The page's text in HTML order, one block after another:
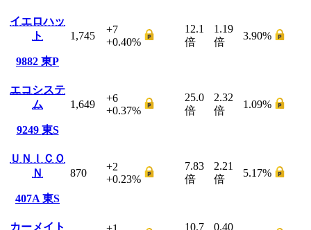
イエロハッ
ト
9882 東P
1,745
+7
+0.40%
12.1
倍
1.19
倍
3.90%
エコシステ
ム
9249 東S
1,649
+6
+0.37%
25.0
倍
2.32
倍
1.09%
ＵＮＩＣＯ
Ｎ
407A 東S
870
+2
+0.23%
7.83
倍
2.21
倍
5.17%
カーメイト 10.7 0.40